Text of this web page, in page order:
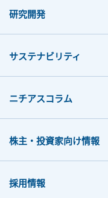
研究開発
サステナビリティ
ニチアスコラム
株主・投資家向け情報
採用情報